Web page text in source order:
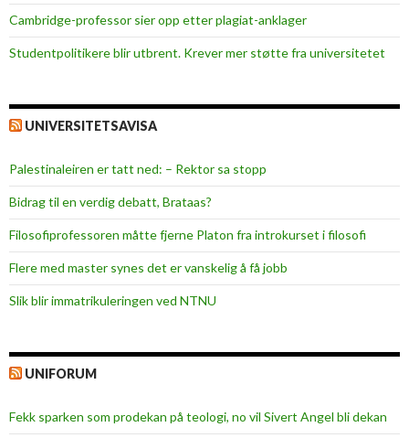
Cambridge-professor sier opp etter plagiat-anklager
Studentpolitikere blir utbrent. Krever mer støtte fra universitetet
UNIVERSITETSAVISA
Palestinaleiren er tatt ned: – Rektor sa stopp
Bidrag til en verdig debatt, Brataas?
Filosofiprofessoren måtte fjerne Platon fra introkurset i filosofi
Flere med master synes det er vanskelig å få jobb
Slik blir immatrikuleringen ved NTNU
UNIFORUM
Fekk sparken som prodekan på teologi, no vil Sivert Angel bli dekan